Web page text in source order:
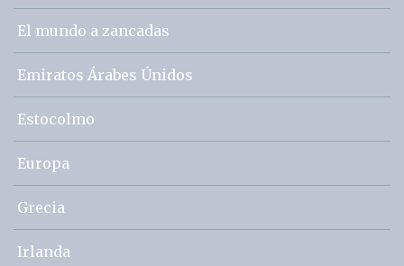
El mundo a zancadas
Emiratos Árabes Únidos
Estocolmo
Europa
Grecia
Irlanda